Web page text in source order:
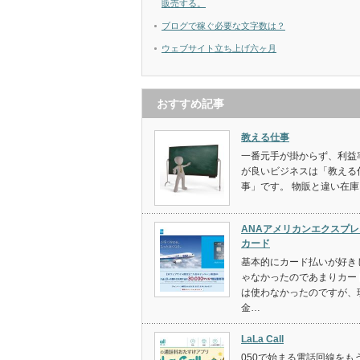
販売する。
ブログで稼ぐ必要な文字数は？
ウェブサイト立ち上げ六ヶ月
おすすめ記事
教える仕事
一番元手が掛からず、利益
が良いビジネスは「教える
事」です。 物販と違い在
ANAアメリカンエクスプ
カード
基本的にカード払いが好き
ゃなかったのであまりカー
は使わなかったのですが、
金…
LaLa Call
050で始まる電話回線をも